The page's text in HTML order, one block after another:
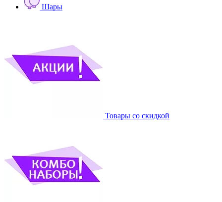
Шары
Товары со скидкой